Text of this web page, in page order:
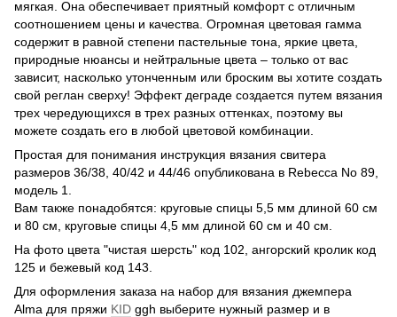
мягкая. Она обеспечивает приятный комфорт с отличным
соотношением цены и качества. Огромная цветовая гамма
содержит в равной степени пастельные тона, яркие цвета,
природные нюансы и нейтральные цвета – только от вас
зависит, насколько утонченным или броским вы хотите создать
свой реглан сверху! Эффект деграде создается путем вязания
трех чередующихся в трех разных оттенках, поэтому вы
можете создать его в любой цветовой комбинации.
Простая для понимания инструкция вязания свитера
размеров 36/38, 40/42 и 44/46 опубликована в Rebecca No 89,
модель 1.
Вам также понадобятся: круговые спицы 5,5 мм длиной 60 см
и 80 см, круговые спицы 4,5 мм длиной 60 см и 40 см.
На фото цвета "чистая шерсть" код 102, ангорский кролик код
125 и бежевый код 143.
Для оформления заказа на набор для вязания джемпера
Alma для пряжи KID ggh выберите нужный размер и в